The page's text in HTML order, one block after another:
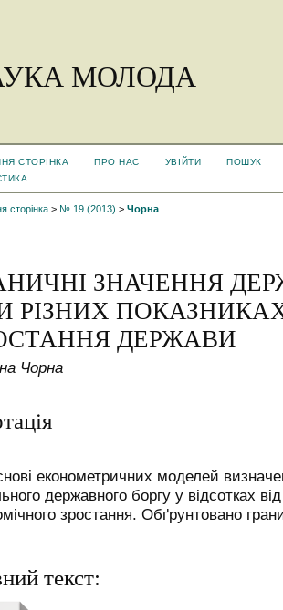
МОЛОДА
СТОРІНКА ПРО НАС УВІЙТИ
ПОШУК
сторінка > № 19 (2013) > Чорна
ЗНАЧЕННЯ
РІЗНИХ
ДЕРЖАВИ
Чорна
економетричних моделей
державного боргу у відсотках
зростання. Обґрунтовано
текст: